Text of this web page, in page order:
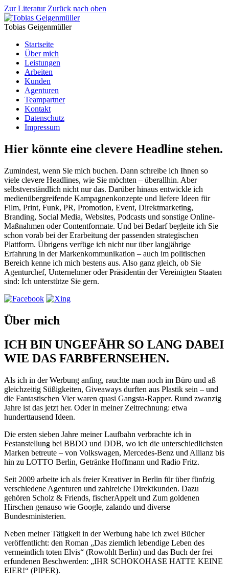
Zur Literatur Zurück nach oben
Tobias Geigenmüller
Startseite
Über mich
Leistungen
Arbeiten
Kunden
Agenturen
Teampartner
Kontakt
Datenschutz
Impressum
Hier könnte eine clevere Headline stehen.
Zumindest, wenn Sie mich buchen. Dann schreibe ich Ihnen so
viele clevere Headlines, wie Sie möchten – überallhin. Aber
selbstverständlich nicht nur das. Darüber hinaus entwickle ich
medienübergreifende Kampagnenkonzepte und liefere Ideen für
Film, Print, Funk, PR, Promotion, Event, Direktmarketing,
Branding, Social Media, Websites, Podcasts und sonstige Online-
Maßnahmen oder Contentformate. Und bei Bedarf begleite ich Sie
schon vorab bei der Erarbeitung der passenden strategischen
Plattform. Übrigens verfüge ich nicht nur über langjährige
Erfahrung in der Markenkommunikation – auch im politischen
Bereich kenne ich mich bestens aus. Also ganz gleich, ob Sie
Agenturchef, Unternehmer oder Präsidentin der Vereinigten Staaten
sind: Ich unterstütze Sie gern.
Über mich
ICH BIN UNGEFÄHR SO LANG DABEI
WIE DAS FARBFERNSEHEN.
Als ich in der Werbung anfing, rauchte man noch im Büro und aß
gleichzeitig Süßigkeiten, Giveaways durften aus Plastik sein – und
die Fantastischen Vier waren quasi Gangsta-Rapper. Rund zwanzig
Jahre ist das jetzt her. Oder in meiner Zeitrechnung: etwa
hunderttausend Ideen.
Die ersten sieben Jahre meiner Laufbahn verbrachte ich in
Festanstellung bei BBDO und DDB, wo ich die unterschiedlichsten
Marken betreute – von Volkswagen, Mercedes-Benz und Allianz bis
hin zu LOTTO Berlin, Getränke Hoffmann und Radio Fritz.
Seit 2009 arbeite ich als freier Kreativer in Berlin für über fünfzig
verschiedene Agenturen und zahlreiche Direktkunden. Dazu
gehören Scholz & Friends, fischerAppelt und Zum goldenen
Hirschen genauso wie Google, zalando und diverse
Bundesministerien.
Neben meiner Tätigkeit in der Werbung habe ich zwei Bücher
veröffentlicht: den Roman „Das ziemlich lebendige Leben des
vermeintlich toten Elvis“ (Rowohlt Berlin) und das Buch der frei
erfundenen Beschwerden: „IHR SCHOKOHASE HATTE KEINE
EIER!“ (PIPER).